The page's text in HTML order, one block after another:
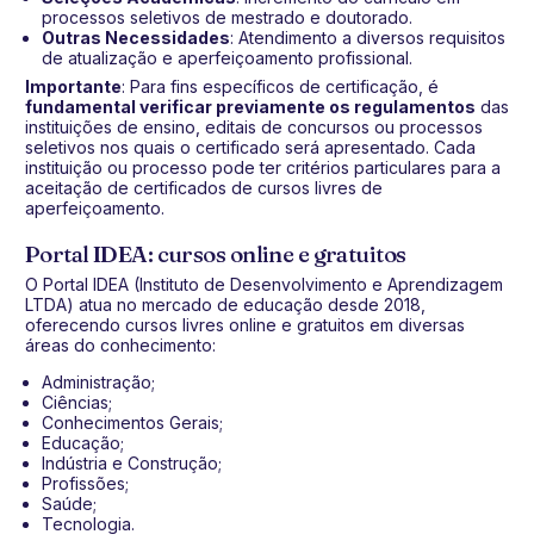
processos seletivos de mestrado e doutorado.
Outras Necessidades: Atendimento a diversos requisitos
de atualização e aperfeiçoamento profissional.
Importante: Para fins específicos de certificação, é
fundamental verificar previamente os regulamentos das
instituições de ensino, editais de concursos ou processos
seletivos nos quais o certificado será apresentado. Cada
instituição ou processo pode ter critérios particulares para a
aceitação de certificados de cursos livres de
aperfeiçoamento.
Portal IDEA: cursos online e gratuitos
O Portal IDEA (Instituto de Desenvolvimento e Aprendizagem
LTDA) atua no mercado de educação desde 2018,
oferecendo cursos livres online e gratuitos em diversas
áreas do conhecimento:
Administração;
Ciências;
Conhecimentos Gerais;
Educação;
Indústria e Construção;
Profissões;
Saúde;
Tecnologia.